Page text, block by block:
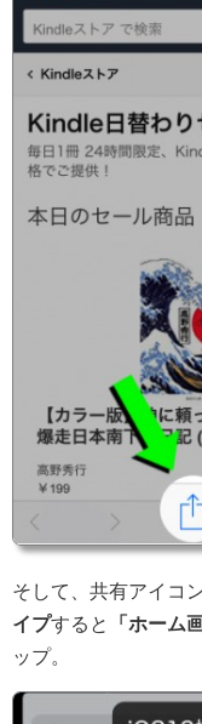
そして、共有アイコ
イプすると 「ホーム
ップ。